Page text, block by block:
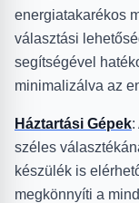
energiatakarékos
választási
segítségével
minimalizálva az
Háztartási Gépek:
széles
készülék is
megkönnyíti a